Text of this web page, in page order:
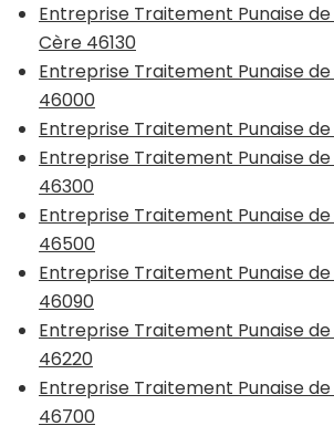
Entreprise Traitement Punaise
Cère 46130
Entreprise Traitement Punaise de
46000
Entreprise Traitement Punaise de
Entreprise Traitement Punaise
46300
Entreprise Traitement Punaise
46500
Entreprise Traitement Punaise de
46090
Entreprise Traitement Punaise de
46220
Entreprise Traitement Punaise de
46700